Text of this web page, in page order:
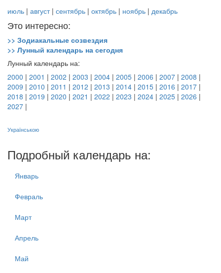
июль | август| сентябрь | октябрь | ноябрь | декабрь
Это интересно:
>> Зодиакальные созвездия
>> Лунный календарь на сегодня
Лунный календарь на:
2000 | 2001 | 2002 | 2003 | 2004 | 2005 | 2006 | 2007 | 2008 |
2009 | 2010 | 2011 | 2012 | 2013 | 2014 | 2015 | 2016 | 2017 |
2018 | 2019 | 2020 | 2021 | 2022 | 2023 | 2024 | 2025 | 2026 |
2027 |
Українською
Подробный календарь на:
Январь
Февраль
Март
Апрель
Май